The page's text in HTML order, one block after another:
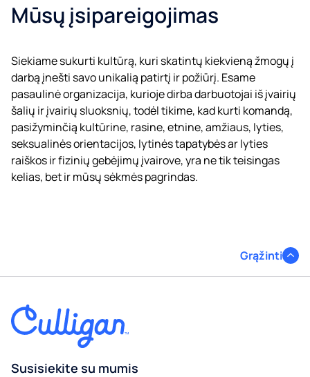
Mūsų įsipareigojimas
Siekiame sukurti kultūrą, kuri skatintų kiekvieną žmogų į
darbą įnešti savo unikalią patirtį ir požiūrį. Esame
pasaulinė organizacija, kurioje dirba darbuotojai iš įvairių
šalių ir įvairių sluoksnių, todėl tikime, kad kurti komandą,
pasižyminčią kultūrine, rasine, etnine, amžiaus, lyties,
seksualinės orientacijos, lytinės tapatybės ar lyties
raiškos ir fizinių gebėjimų įvairove, yra ne tik teisingas
kelias, bet ir mūsų sėkmės pagrindas.
Grąžinti
Susisiekite su mumis